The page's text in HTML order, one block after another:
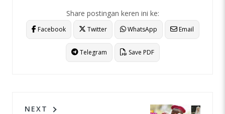
Share postingan keren ini ke:
Facebook Twitter WhatsApp Email
Telegram Save PDF
NEXT